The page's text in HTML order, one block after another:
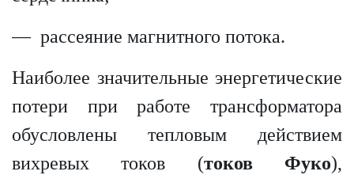
— рассеяние магнитного потока.
Наиболее значительные энергетические
потери при работе трансформатора
обусловлены тепловым действием
вихревых токов (токов Фуко),